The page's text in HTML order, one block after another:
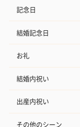
記念日
結婚記念日
お礼
結婚内祝い
出産内祝い
その他のシーン